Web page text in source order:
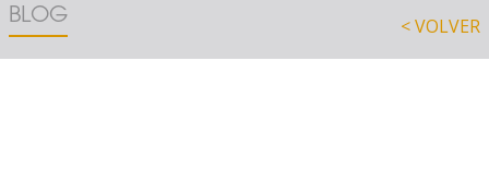
BLOG < VOLVER